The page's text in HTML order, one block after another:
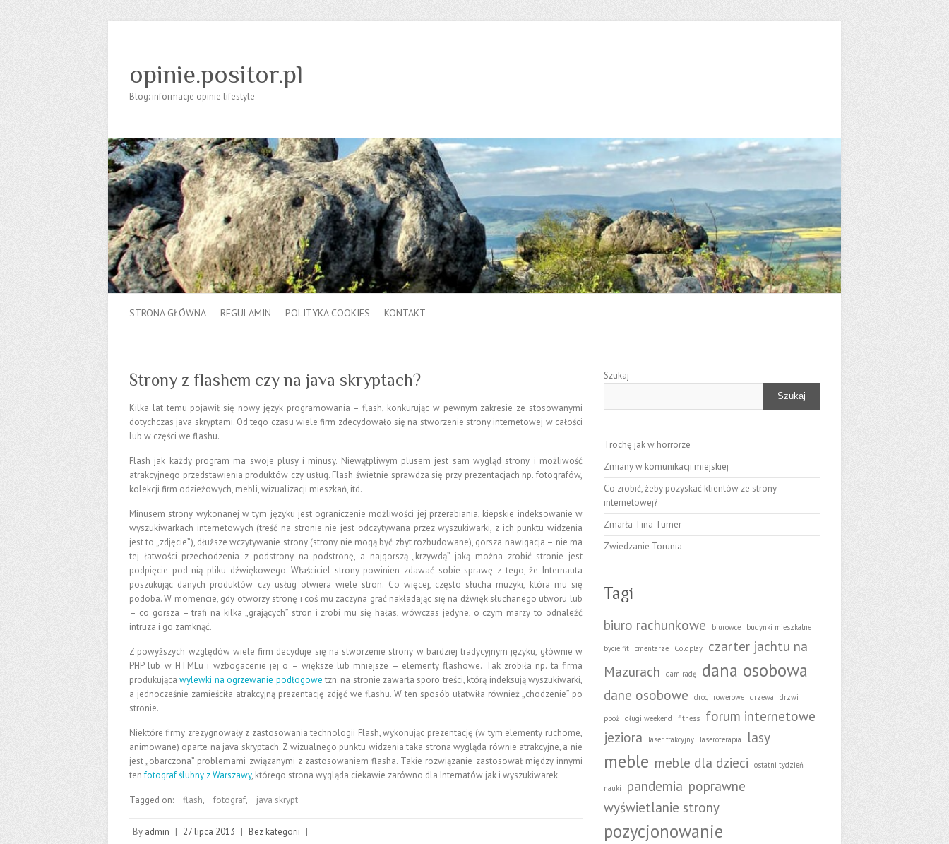
opinie.positor.pl
Blog: informacje opinie lifestyle
STRONA GŁÓWNA REGULAMIN POLITYKA COOKIES KONTAKT
Strony z flashem czy na java skryptach?
Kilka lat temu pojawił się nowy język programowania – flash, konkurując w pewnym zakresie ze stosowanymi
dotychczas java skryptami. Od tego czasu wiele firm zdecydowało się na stworzenie strony internetowej w całości
lub w części we flashu.
Flash jak każdy program ma swoje plusy i minusy. Niewątpliwym plusem jest sam wygląd strony i możliwość
atrakcyjnego przedstawienia produktów czy usług. Flash świetnie sprawdza się przy prezentacjach np. fotografów,
kolekcji firm odzieżowych, mebli, wizualizacji mieszkań, itd.
Minusem strony wykonanej w tym języku jest ograniczenie możliwości jej przerabiania, kiepskie indeksowanie w
wyszukiwarkach internetowych (treść na stronie nie jest odczytywana przez wyszukiwarki, z ich punktu widzenia
jest to „zdjęcie”), dłuższe wczytywanie strony (strony nie mogą być zbyt rozbudowane), gorsza nawigacja – nie ma
tej łatwości przechodzenia z podstrony na podstronę, a najgorszą „krzywdą” jaką można zrobić stronie jest
podpięcie pod nią pliku dźwiękowego. Właściciel strony powinien zdawać sobie sprawę z tego, że Internauta
poszukując danych produktów czy usług otwiera wiele stron. Co więcej, często słucha muzyki, która mu się
podoba. W momencie, gdy otworzy stronę i coś mu zaczyna grać nakładając się na dźwięk słuchanego utworu lub
– co gorsza – trafi na kilka „grających” stron i zrobi mu się hałas, wówczas jedyne, o czym marzy to odnaleźć
intruza i go zamknąć.
Z powyższych względów wiele firm decyduje się na stworzenie strony w bardziej tradycyjnym języku, głównie w
PHP lub w HTMLu i wzbogacenie jej o – większe lub mniejsze – elementy flashowe. Tak zrobiła np. ta firma
produkującawylewki na ogrzewanie podłogowe tzn. na stronie zawarła sporo treści, którą indeksują wyszukiwarki,
a jednocześnie zamieściła atrakcyjną prezentację zdjęć we flashu. W ten sposób ułatwiła również „chodzenie” po
stronie.
Niektóre firmy zrezygnowały z zastosowania technologii Flash, wykonując prezentację (w tym elementy ruchome,
animowane) oparte na java skryptach. Z wizualnego punktu widzenia taka strona wygląda równie atrakcyjne, a nie
jest „obarczona” problemami związanymi z zastosowaniem flasha. Takie rozwiązanie zastosował między innymi
tenfotograf ślubny z Warszawy, którego strona wygląda ciekawie zarówno dla Internatów jak i wyszukiwarek.
Tagged on: flash, fotograf, java skrypt
By admin | 27 lipca 2013 | Bez kategorii |
Szukaj
Szukaj
Trochę jak w horrorze
Zmiany w komunikacji miejskiej
Co zrobić, żeby pozyskać klientów ze strony
internetowej?
Zmarła Tina Turner
Zwiedzanie Torunia
Tagi
biuro rachunkowe biurowce budynki mieszkalne
bycie fit cmentarze Coldplay
czarter jachtu na
Mazurach
dam radę dana osobowa
dane osobowe drogi rowerowe drzewa drzwi
ppoż długi weekend fitness
forum internetowe
jeziora
laser frakcyjny laseroterapia lasy
meble meble dla dzieci ostatni tydzień
nauki pandemia poprawne
wyświetlanie strony
pozycjonowanie